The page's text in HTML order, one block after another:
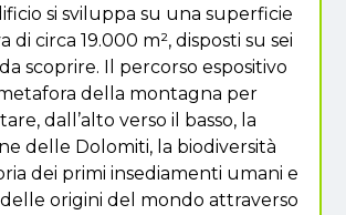
si sviluppa su una superficie
di circa 19.000 m², disposti su sei
scoprire. Il percorso espositivo
della montagna per
dall’alto verso il basso, la
delle Dolomiti, la biodiversità
dei primi insediamenti umani e
delle origini del mondo attraverso